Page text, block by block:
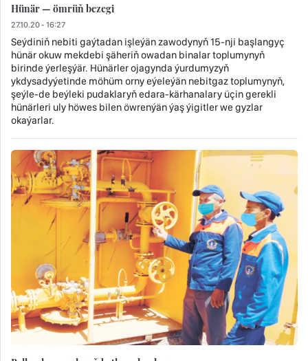
Hünär — ömrüň bezegi
27.10.20 - 16:27
Seýdiniň nebiti gaýtadan işleýän zawodynyň 15-nji başlangyç
hünär okuw mekdebi şäheriň owadan binalar toplumynyň
birinde ýerleşýär. Hünärler ojagynda ýurdumyzyň
ykdysadyýetinde möhüm orny eýeleýän nebitgaz toplumynyň,
şeýle-de beýleki pudaklaryň edara-kärhanalary üçin gerekli
hünärleri uly höwes bilen öwrenýän ýaş ýigitler we gyzlar
okaýarlar.